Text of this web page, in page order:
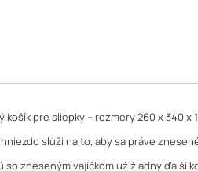
košík pre sliepky – rozmery 260 x 340 x
slúži na to, aby sa práve
so zneseným vajíčkom už žiadny ďalší